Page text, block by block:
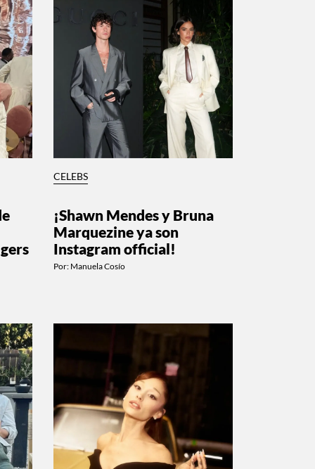
CELEBS
¡Shawn Mendes y Bruna
Marquezine ya son
Instagram official!
Por: Manuela Cosío